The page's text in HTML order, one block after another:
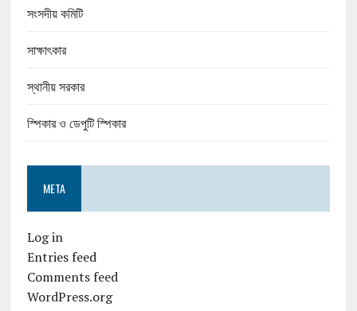
সংসদীয় কমিটি
সাক্ষাৎকার
স্থানীয় সরকার
স্পিকার ও ডেপুটি স্পিকার
META
Log in
Entries feed
Comments feed
WordPress.org